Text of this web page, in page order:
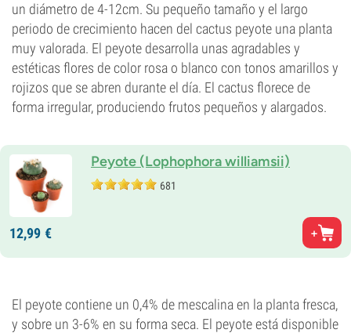
un diámetro de 4-12cm. Su pequeño tamaño y el largo
periodo de crecimiento hacen del cactus peyote una planta
muy valorada. El peyote desarrolla unas agradables y
estéticas flores de color rosa o blanco con tonos amarillos y
rojizos que se abren durante el día. El cactus florece de
forma irregular, produciendo frutos pequeños y alargados.
Peyote (Lophophora williamsii)
681
12,99 €
El peyote contiene un 0,4% de mescalina en la planta fresca,
y sobre un 3-6% en su forma seca. El peyote está disponible